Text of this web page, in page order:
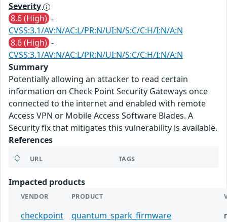
Severity
8.6 (High) -
CVSS:3.1/AV:N/AC:L/PR:N/UI:N/S:C/C:H/I:N/A:N
8.6 (High) -
CVSS:3.1/AV:N/AC:L/PR:N/UI:N/S:C/C:H/I:N/A:N
Summary
Potentially allowing an attacker to read certain
information on Check Point Security Gateways once
connected to the internet and enabled with remote
Access VPN or Mobile Access Software Blades. A
Security fix that mitigates this vulnerability is available.
References
URL TAGS
Impacted products
VENDOR PRODUCT
checkpoint quantum_spark_firmware